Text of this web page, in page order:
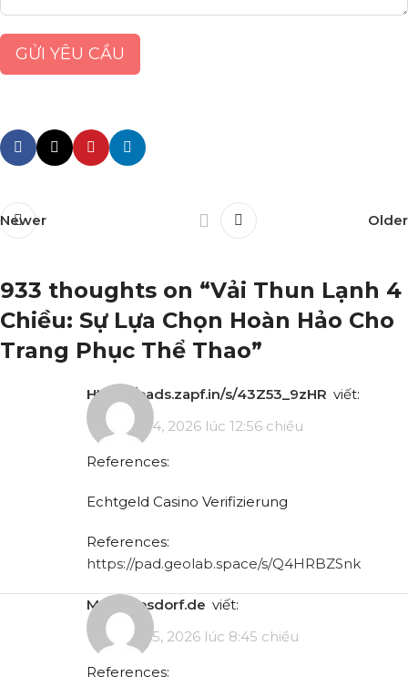
GỬI YÊU CẦU
Newer Older
933 thoughts on “Vải Thun Lạnh 4
Chiều: Sự Lựa Chọn Hoàn Hảo Cho
Trang Phục Thể Thao”
https://pads.zapf.in/s/43Z53_9zHR viết:
Tháng 4 14, 2026 lúc 12:56 chiều
References:
Echtgeld Casino Verifizierung
References:
https://pad.geolab.space/s/Q4HRBZSnk
md.chaosdorf.de viết:
Tháng 4 15, 2026 lúc 8:45 chiều
References: